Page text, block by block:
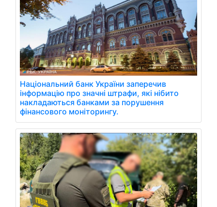
Національний банк України заперечив
інформацію про значні штрафи, які нібито
накладаються банками за порушення
фінансового моніторингу.